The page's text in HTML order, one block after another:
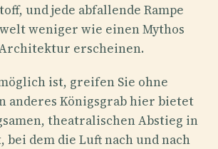
und jede abfallende Rampe
weniger wie einen Mythos
erscheinen.
ist, greifen Sie ohne
anderes Königsgrab hier bietet
theatralischen Abstieg in
bei dem die Luft nach und nach